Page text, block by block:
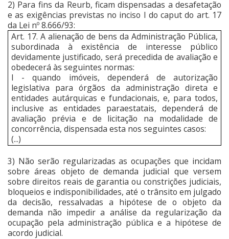
2) Para fins da Reurb, ficam dispensadas a desafetação
e as exigências previstas no inciso I do caput do art. 17
da Lei nº 8.666/93:
Art. 17. A alienação de bens da Administração Pública,
subordinada à existência de interesse público
devidamente justificado, será precedida de avaliação e
obedecerá às seguintes normas:
I - quando imóveis, dependerá de autorização
legislativa para órgãos da administração direta e
entidades autárquicas e fundacionais, e, para todos,
inclusive as entidades paraestatais, dependerá de
avaliação prévia e de licitação na modalidade de
concorrência, dispensada esta nos seguintes casos:
(...)
3) Não serão regularizadas as ocupações que incidam
sobre áreas objeto de demanda judicial que versem
sobre direitos reais de garantia ou constrições judiciais,
bloqueios e indisponibilidades, até o trânsito em julgado
da decisão, ressalvadas a hipótese de o objeto da
demanda não impedir a análise da regularização da
ocupação pela administração pública e a hipótese de
acordo judicial.